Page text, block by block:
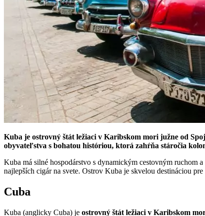
Kuba je ostrovný štát ležiaci v Karibskom mori južne od
obyvateľstva s bohatou históriou, ktorá zahŕňa stáročia
Kuba má silné hospodárstvo s dynamickým cestovným ruchom
najlepších cigár na svete. Ostrov Kuba je skvelou destináciou
Cuba
Kuba (anglicky Cuba) je ostrovný štát ležiaci v Karibskom